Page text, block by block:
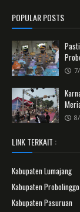
POPULAR POSTS
LINK TERKAIT :
Kabupaten Lumajang
Kabupaten Probolinggo
Kabupaten Pasuruan